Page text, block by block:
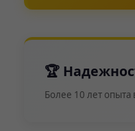
🏆
Более 10 лет